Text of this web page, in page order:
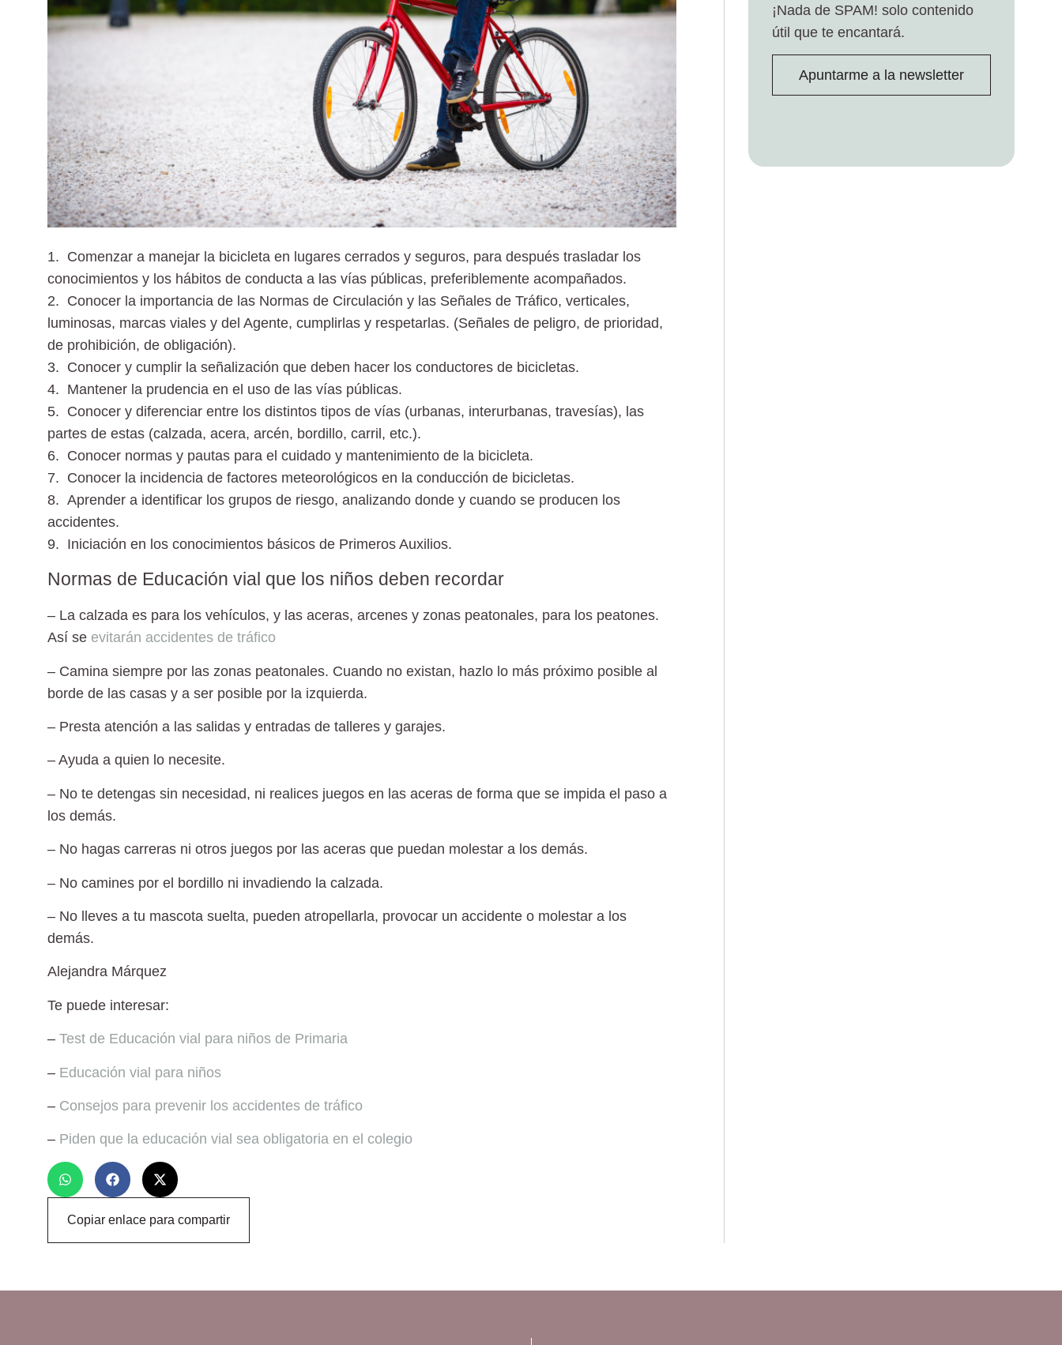
1. Comenzar a manejar la bicicleta en lugares cerrados y seguros, para después trasladar los
conocimientos y los hábitos de conducta a las vías públicas, preferiblemente acompañados.
2. Conocer la importancia de las Normas de Circulación y las Señales de Tráfico, verticales,
luminosas, marcas viales y del Agente, cumplirlas y respetarlas. (Señales de peligro, de prioridad,
de prohibición, de obligación).
3. Conocer y cumplir la señalización que deben hacer los conductores de bicicletas.
4. Mantener la prudencia en el uso de las vías públicas.
5. Conocer y diferenciar entre los distintos tipos de vías (urbanas, interurbanas, travesías), las
partes de estas (calzada, acera, arcén, bordillo, carril, etc.).
6. Conocer normas y pautas para el cuidado y mantenimiento de la bicicleta.
7. Conocer la incidencia de factores meteorológicos en la conducción de bicicletas.
8. Aprender a identificar los grupos de riesgo, analizando donde y cuando se producen los
accidentes.
9. Iniciación en los conocimientos básicos de Primeros Auxilios.
Normas de Educación vial que los niños deben recordar
– La calzada es para los vehículos, y las aceras, arcenes y zonas peatonales, para los peatones.
Así se evitarán accidentes de tráfico
– Camina siempre por las zonas peatonales. Cuando no existan, hazlo lo más próximo posible al
borde de las casas y a ser posible por la izquierda.
– Presta atención a las salidas y entradas de talleres y garajes.
– Ayuda a quien lo necesite.
– No te detengas sin necesidad, ni realices juegos en las aceras de forma que se impida el paso a
los demás.
– No hagas carreras ni otros juegos por las aceras que puedan molestar a los demás.
– No camines por el bordillo ni invadiendo la calzada.
– No lleves a tu mascota suelta, pueden atropellarla, provocar un accidente o molestar a los
demás.
Alejandra Márquez
Te puede interesar:
– Test de Educación vial para niños de Primaria
– Educación vial para niños
– Consejos para prevenir los accidentes de tráfico
– Piden que la educación vial sea obligatoria en el colegio
Copiar enlace para compartir
¡Nada de SPAM! solo contenido
útil que te encantará.
Apuntarme a la newsletter